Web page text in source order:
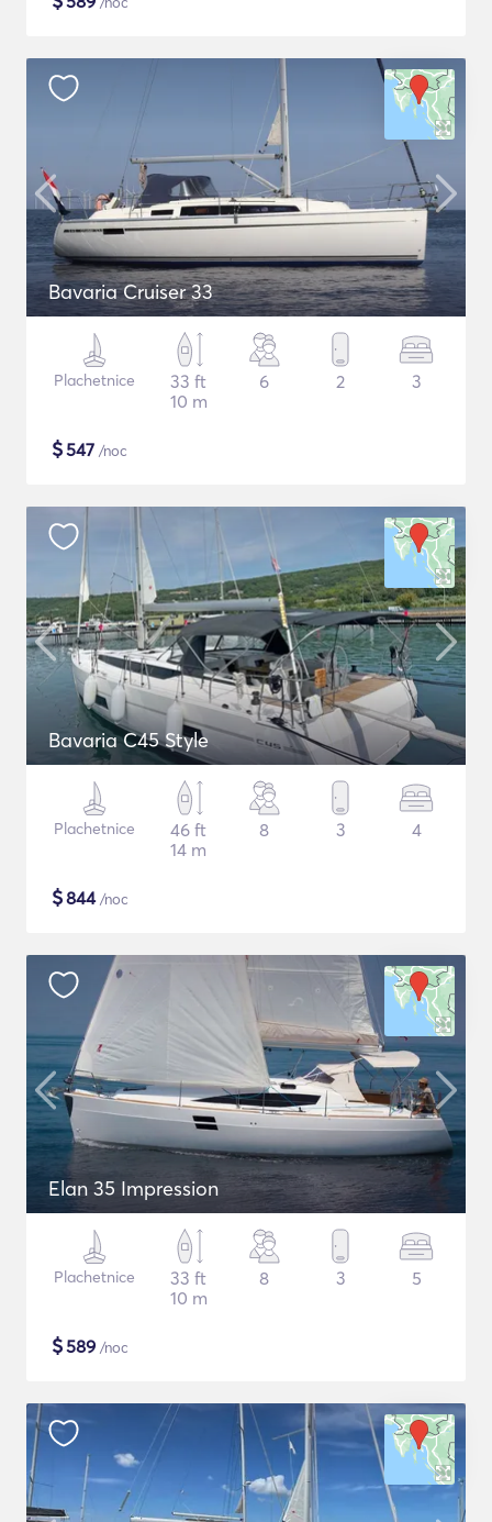
Bavaria Cruiser 33
Plachetnice
33 ft
10 m
6 2 3
$547 /noc
Bavaria C45 Style
Plachetnice
46 ft
14 m
8 3 4
$844/noc
Elan 35 Impression
Plachetnice
33 ft
10 m
8 3 5
$589 /noc